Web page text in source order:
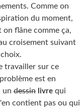
Comme on
du moment,
flâne comme ça,
croisement suivant
travailler sur ce
est en
un dessin livre qui
contient pas ou qui